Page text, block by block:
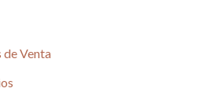
de Venta